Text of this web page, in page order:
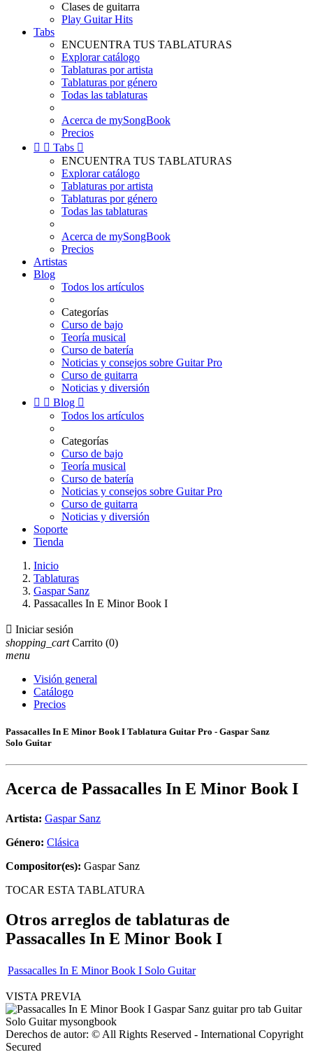
Clases de guitarra
Play Guitar Hits
Tabs
ENCUENTRA TUS TABLATURAS
Explorar catálogo
Tablaturas por artista
Tablaturas por género
Todas las tablaturas
Acerca de mySongBook
Precios
  Tabs 
ENCUENTRA TUS TABLATURAS
Explorar catálogo
Tablaturas por artista
Tablaturas por género
Todas las tablaturas
Acerca de mySongBook
Precios
Artistas
Blog
Todos los artículos
Categorías
Curso de bajo
Teoría musical
Curso de batería
Noticias y consejos sobre Guitar Pro
Curso de guitarra
Noticias y diversión
  Blog 
Todos los artículos
Categorías
Curso de bajo
Teoría musical
Curso de batería
Noticias y consejos sobre Guitar Pro
Curso de guitarra
Noticias y diversión
Soporte
Tienda
Inicio
Tablaturas
Gaspar Sanz
Passacalles In E Minor Book I
 Iniciar sesión
shopping_cart Carrito (0)
menu
Visión general
Catálogo
Precios
Passacalles In E Minor Book I Tablatura Guitar Pro - Gaspar Sanz
Solo Guitar
Acerca de Passacalles In E Minor Book I
Artista: Gaspar Sanz
Género: Clásica
Compositor(es): Gaspar Sanz
TOCAR ESTA TABLATURA
Otros arreglos de tablaturas de
Passacalles In E Minor Book I
Passacalles In E Minor Book I Solo Guitar
VISTA PREVIA
Derechos de autor: © All Rights Reserved - International Copyright
Secured